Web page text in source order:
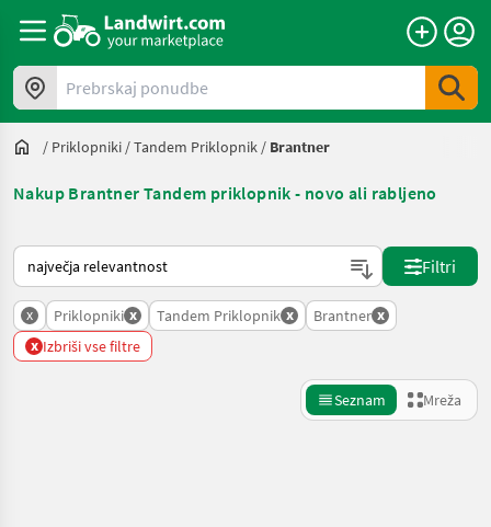
Prebrskaj ponudbe
/ Priklopniki /Tandem Priklopnik / Brantner
Nakup Brantner Tandem priklopnik - novo ali rabljeno
Tako je razvrščeno na Landwirt.com
Filtri
x Priklopniki x Tandem Priklopnik x Brantner x
x Izbriši vse filtre
Seznam Mreža